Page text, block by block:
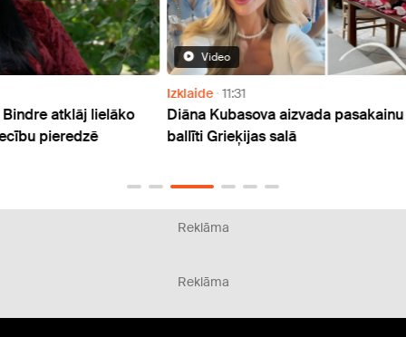
Video
Diāna Kubasova aizvada pasakainu vecmeitu
ballīti Grieķijas salā
Reklāma
Reklāma